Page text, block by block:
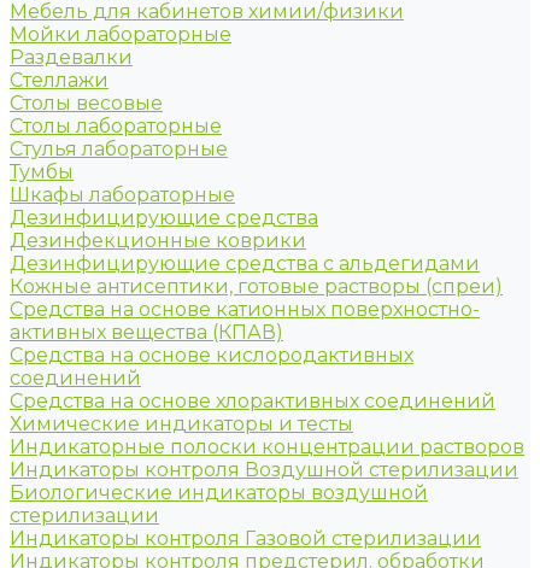
Мебель для кабинетов химии/физики
Мойки лабораторные
Раздевалки
Стеллажи
Столы весовые
Столы лабораторные
Стулья лабораторные
Тумбы
Шкафы лабораторные
Дезинфицирующие средства
Дезинфекционные коврики
Дезинфицирующие средства с альдегидами
Кожные антисептики, готовые растворы (спреи)
Средства на основе катионных поверхностно-
активных вещества (КПАВ)
Средства на основе кислородактивных
соединений
Средства на основе хлорактивных соединений
Химические индикаторы и тесты
Индикаторные полоски концентрации растворов
Индикаторы контроля Воздушной стерилизации
Биологические индикаторы воздушной
стерилизации
Индикаторы контроля Газовой стерилизации
Индикаторы контроля предстерил. обработки